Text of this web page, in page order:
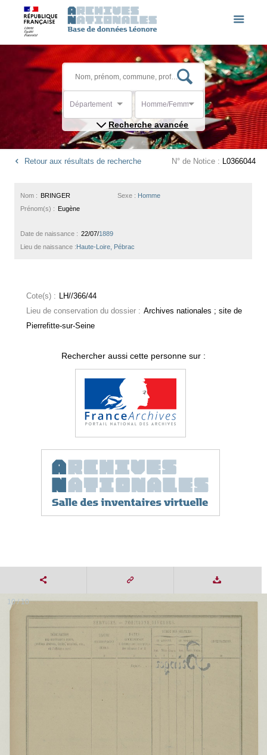
Département Homme/Femme
Recherche avancée
Retour aux résultats de recherche N° de Notice : L0366044
Sexe : Homme
Nom : BRINGER
Prénom(s) : Eugène
Date de naissance : 22/07/1889
Lieu de naissance :Haute-Loire, Pébrac
Cote(s) : LH//366/44
Lieu de conservation du dossier : Archives nationales ; site de
Pierrefitte-sur-Seine
Rechercher aussi cette personne sur :
10 / 10